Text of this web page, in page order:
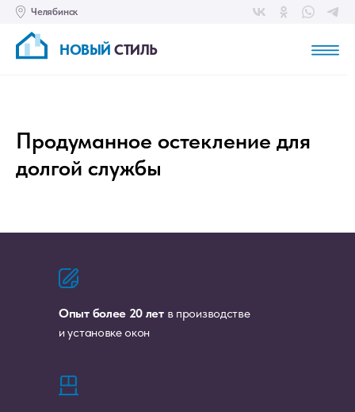
Челябинск
НОВЫЙ СТИЛЬ
Продуманное остекление для
долгой службы
Опыт более 20 летв производстве
и установке окон